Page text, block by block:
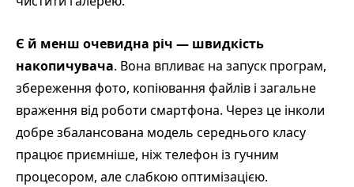
Є й менш очевидна річ — швидкість
накопичувача. Вона впливає на запуск програм,
збереження фото, копіювання файлів і загальне
враження від роботи смартфона. Через це інколи
добре збалансована модель середнього класу
працює приємніше, ніж телефон із гучним
процесором, але слабкою оптимізацією.